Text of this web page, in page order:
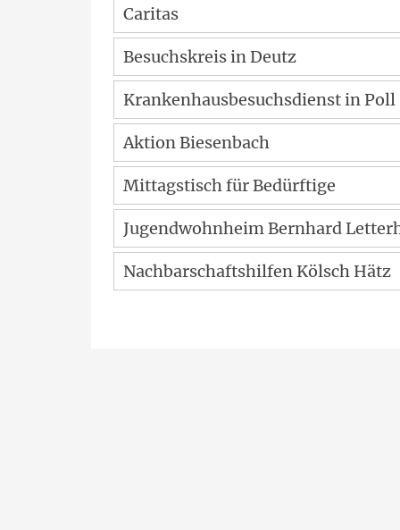
Caritas
Besuchskreis in Deutz
Krankenhausbesuchsdienst in Poll
Aktion Biesenbach
Mittagstisch für Bedürftige
Jugendwohnheim Bernhard
Nachbarschaftshilfen Kölsch Hätz